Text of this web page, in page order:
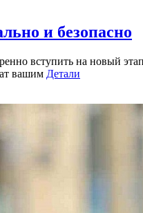
и безопасно
вступить на новый
вашим Детали